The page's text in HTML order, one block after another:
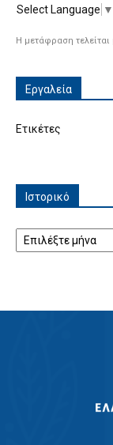
Select Language ▼
Η μετάφραση
Εργαλεία
Ετικέτες
Ιστορικό
Ιστορικό